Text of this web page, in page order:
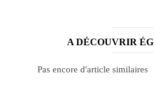
A DÉCOUVRIR
Pas encore d'article similaires